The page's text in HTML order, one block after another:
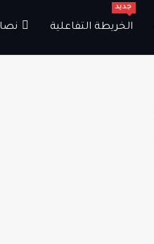
الخريطة التفاعلية
جديد